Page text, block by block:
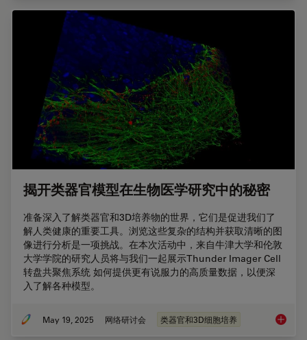
揭开类器官模型在生物医学研究中的秘密
准备深入了解类器官和3D培养物的世界，它们是促进我们了
解人类健康的重要工具。浏览这些复杂的结构并获取清晰的图
像进行分析是一项挑战。在本次活动中，来自牛津大学和伦敦
大学学院的研究人员将与我们一起展示Thunder Imager Cell
转盘共聚焦系统 如何提供更有说服力的高质量数据，以便深
入了解各种模型。
May 19, 2025 网络研讨会 类器官和3D细胞培养 揭开类